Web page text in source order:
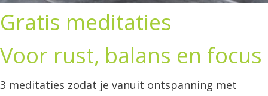
Gratis meditaties
Voor rust, balans en focus
3 meditaties zodat je vanuit ontspanning met